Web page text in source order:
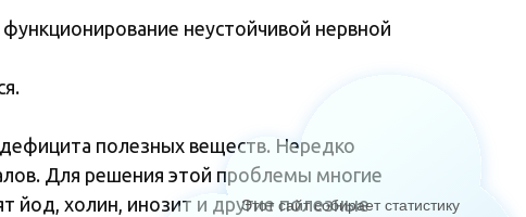
неустойчивой нервной
полезных веществ. Нередко
Для решения этой проблемы многие
йод, холин, инозит и другие полезные
Этот сайт собирает статистику